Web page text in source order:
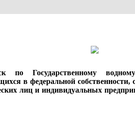
по Государственному
в федеральной собственности,
лиц и индивидуальных